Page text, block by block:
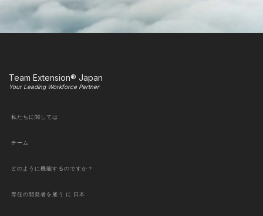
Team Extension® Japan
Your Leading Workforce Partner
私たちに関しては
チーム
どのように機能するのですか？
専任の開発者を雇う に 日本